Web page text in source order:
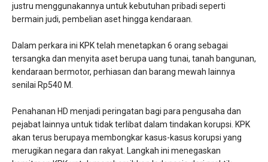
justru menggunakannya untuk kebutuhan pribadi seperti
bermain judi, pembelian aset hingga kendaraan.
Dalam perkara ini KPK telah menetapkan 6 orang sebagai
tersangka dan menyita aset berupa uang tunai, tanah bangunan,
kendaraan bermotor, perhiasan dan barang mewah lainnya
senilai Rp540 M.
Penahanan HD menjadi peringatan bagi para pengusaha dan
pejabat lainnya untuk tidak terlibat dalam tindakan korupsi. KPK
akan terus berupaya membongkar kasus-kasus korupsi yang
merugikan negara dan rakyat. Langkah ini menegaskan